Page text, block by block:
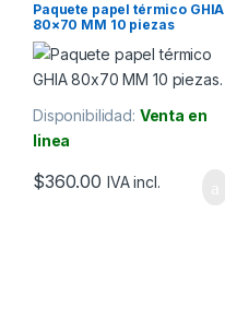
Paquete papel térmico GHIA
80×70 MM 10 piezas
Disponibilidad: Venta en
linea
$360.00 IVA incl.